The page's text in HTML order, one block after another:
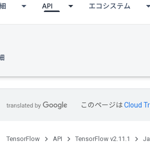
API エコシステム
このページはCloud
TensorFlow API TensorFlow v2.11.1